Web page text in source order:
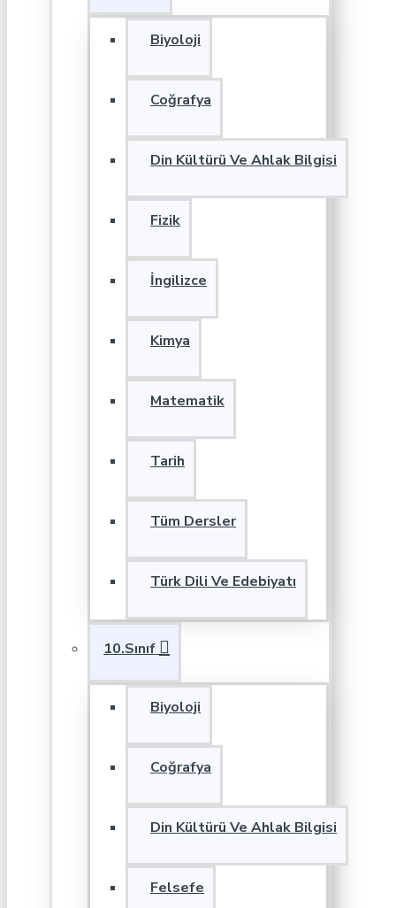
Biyoloji
Coğrafya
Din Kültürü Ve Ahlak Bilgisi
Fizik
İngilizce
Kimya
Matematik
Tarih
Tüm Dersler
Türk Dili Ve Edebiyatı
10.Sınıf
Biyoloji
Coğrafya
Din Kültürü Ve Ahlak Bilgisi
Felsefe